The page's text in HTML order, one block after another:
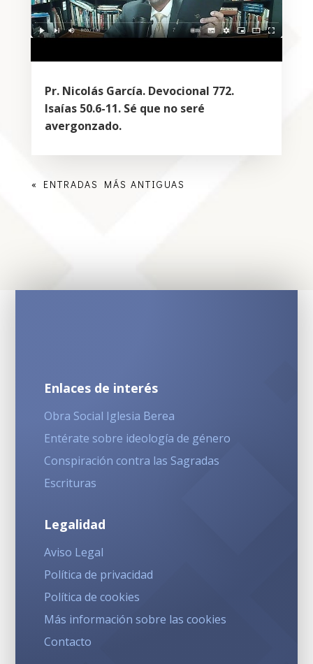
Pr. Nicolás García. Devocional 772.
Isaías 50.6-11. Sé que no seré
avergonzado.
« ENTRADAS MÁS ANTIGUAS
Enlaces de interés
Obra Social Iglesia Berea
Entérate sobre ideología de género
Conspiración contra las Sagradas
Escrituras
Legalidad
Aviso Legal
Política de privacidad
Política de cookies
Más información sobre las cookies
Contacto